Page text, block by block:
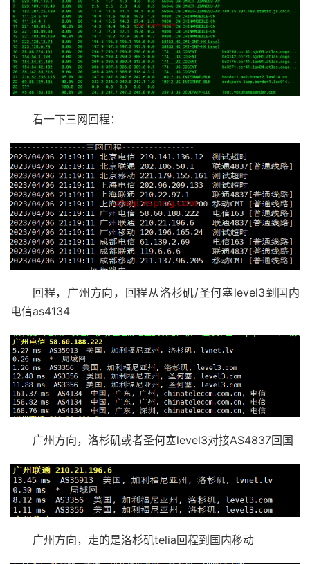
看一下三网回程：
回程，广州方向，回程从洛杉矶/圣何塞level3到国内
电信as4134
广州方向，洛杉矶或者圣何塞level3对接AS4837回国
广州方向，走的是洛杉矶telia回程到国内移动